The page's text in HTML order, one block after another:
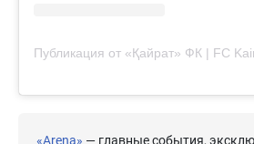
«Arena» — главные события,